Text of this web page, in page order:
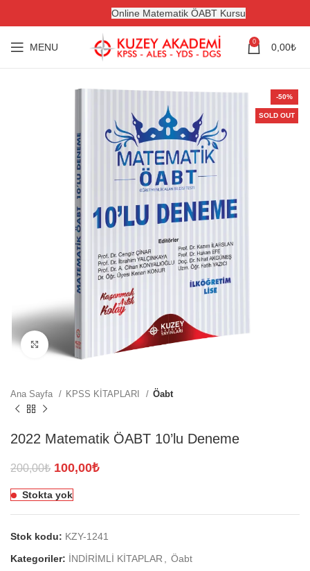
Online Matematik ÖABT Kursu
MENU 0 0,00₺
-50%
SOLD OUT
Click to enlarge
Ana Sayfa KPSS KİTAPLARI Öabt
2022 Matematik ÖABT 10’lu Deneme
200,00₺ Orijinal
200,00₺.
100,00₺Şu
100,00₺.
Stokta yok
Stok kodu: KZY-1241
Kategoriler: İNDİRİMLİ KİTAPLAR
Öabt